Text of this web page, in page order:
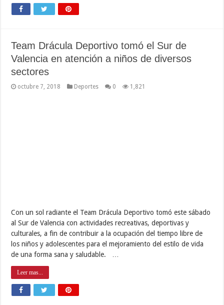
Team Drácula Deportivo tomó el Sur de
Valencia en atención a niños de diversos
sectores
octubre 7, 2018 Deportes 0 1,821
Con un sol radiante el Team Drácula Deportivo tomó este sábado
al Sur de Valencia con actividades recreativas, deportivas y
culturales, a fin de contribuir a la ocupación del tiempo libre de
los niños y adolescentes para el mejoramiento del estilo de vida
de una forma sana y saludable. …
Leer mas...